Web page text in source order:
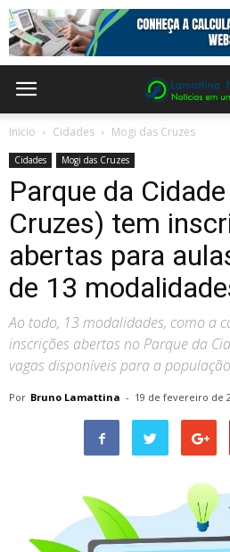
Inicio Cidades Mogi das Cruzes
Cidades Mogi das Cruzes
Parque da
Cruzes) tem
abertas para
de 13
Ao todo, 13 modalidades, como a
inscrições abertas no Parque da
vagas disponíveis para a
Por Bruno Lamattina - 19 de fevereiro de